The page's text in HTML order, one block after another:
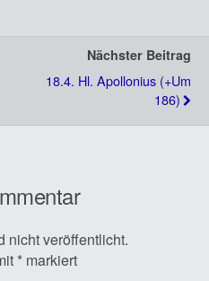
Nächster Beitrag
18.4. Hl. Apollonius (+um
186)
nicht veröffentlicht.
* markiert